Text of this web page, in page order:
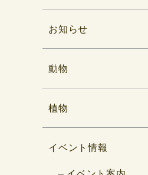
お知らせ
動物
植物
イベント情報